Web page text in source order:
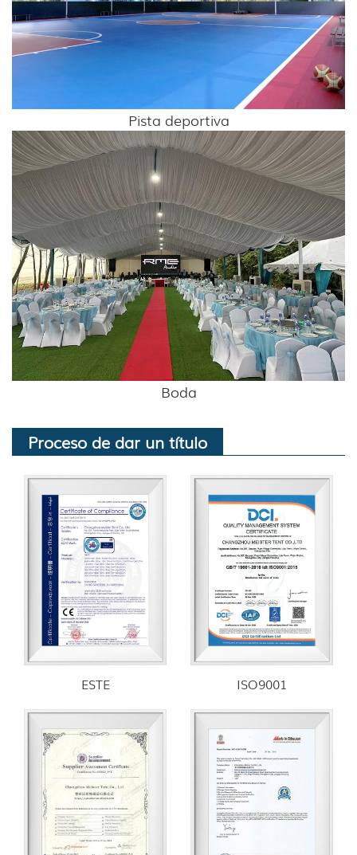
Pista deportiva
Boda
Proceso de dar un título
ESTE ISO9001